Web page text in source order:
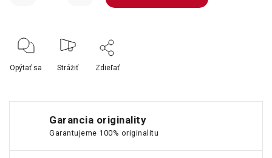
Opýtať sa Strážiť Zdieľať
Garancia originality
Garantujeme 100% originalitu